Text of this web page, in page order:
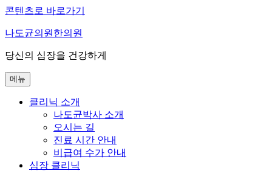
콘텐츠로 바로가기
나도균의원한의원
당신의 심장을 건강하게
메뉴
클리닉 소개
나도균박사 소개
오시는 길
진료 시간 안내
비급여 수가 안내
심장 클리닉